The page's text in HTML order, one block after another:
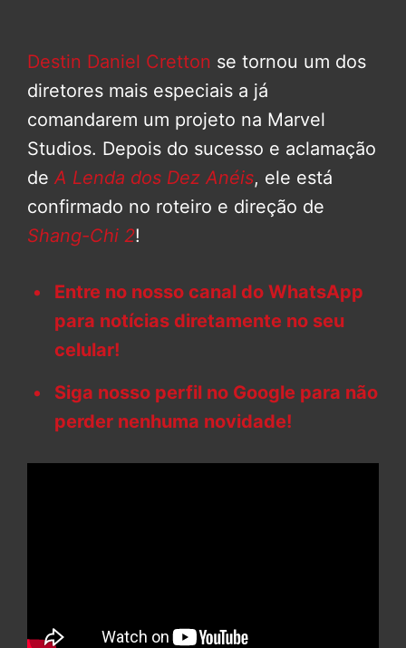
Destin Daniel Cretton se tornou um dos
diretores mais especiais a já
comandarem um projeto na Marvel
Studios. Depois do sucesso e aclamação
de A Lenda dos Dez Anéis, ele está
confirmado no roteiro e direção de
Shang-Chi 2!
Entre no nosso canal do WhatsApp
para notícias diretamente no seu
celular!
Siga nosso perfil no Google para não
perder nenhuma novidade!